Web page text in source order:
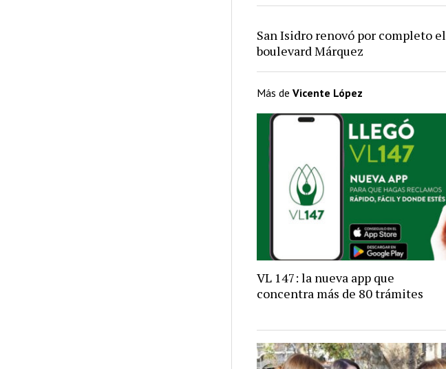
San Isidro renovó por completo el
boulevard Márquez
Más deVicente López
VL 147: la nueva app que
concentra más de 80 trámites